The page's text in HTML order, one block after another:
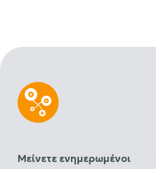
Μείνετε ενημερωμένοι